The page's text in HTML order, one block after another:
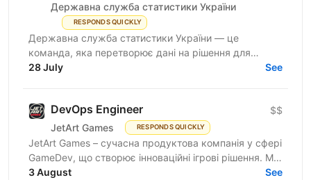
Державна служба статистики України
RESPONDS QUICKLY
Державна служба статистики України — це
команда, яка перетворює дані на рішення для
розвитку країни. Ми перебуваємо у процесі
28 July See
DevOps Engineer
JetArt Games RESPONDS QUICKLY
$$
JetArt Games – сучасна продуктова компанія у сфері
GameDev, що створює інноваційні ігрові рішення. Ми
розробляємо високопродуктивні ігрові системи з...
3 August See